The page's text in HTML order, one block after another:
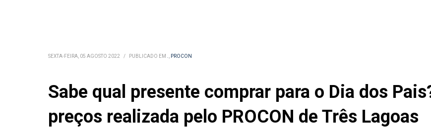
SEXTA-FEIRA, 05 AGOSTO 2022 / PUBLICADO EM ., PROCON
Sabe qual presente comprar para o Dia dos
preços realizada pelo PROCON de Três Lagoas